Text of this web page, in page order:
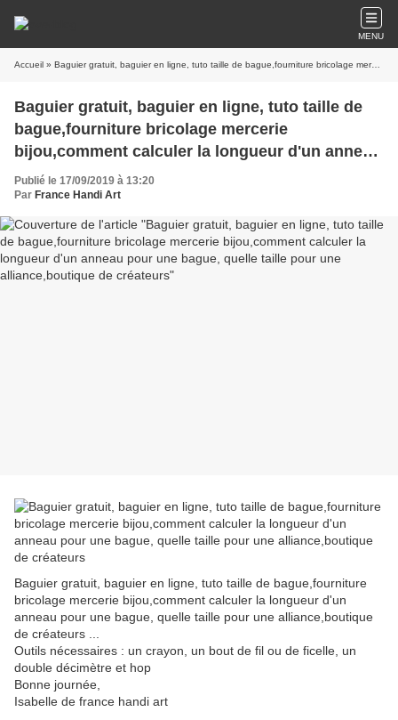
MENU
Accueil » Baguier gratuit, baguier en ligne, tuto taille de bague,fourniture bricolage mercerie bijou,comment calculer la longueur d'un anneau pour une bague, quelle taille pour une alliance,boutique de créateurs
Baguier gratuit, baguier en ligne, tuto taille de
bague,fourniture bricolage mercerie
bijou,comment calculer la longueur d'un anneau
pour une bague, quelle taille pour une
alliance,boutique de créateurs
Publié le 17/09/2019 à 13:20
Par France Handi Art
Baguier gratuit, baguier en ligne, tuto taille de bague,fourniture
bricolage mercerie bijou,comment calculer la longueur d'un
anneau pour une bague, quelle taille pour une alliance,boutique
de créateurs ...
Outils nécessaires : un crayon, un bout de fil ou de ficelle, un
double décimètre et hop
Bonne journée,
Isabelle de france handi art